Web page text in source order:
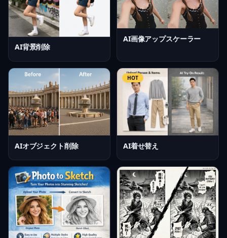
AI背景削除
AI画像アップスケーラー
AIオブジェクト削除
HOT
AI着せ替え